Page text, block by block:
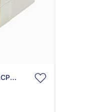
Футляр для каблучки, арт. LCP-06и